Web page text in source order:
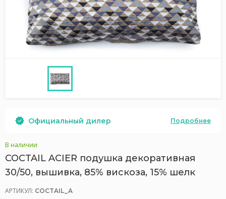
Официальный дилер Подробнее
В наличии
COCTAIL ACIER подушка декоративная
30/50, вышивка, 85% вискоза, 15% шелк
АРТИКУЛ: COCTAIL_A